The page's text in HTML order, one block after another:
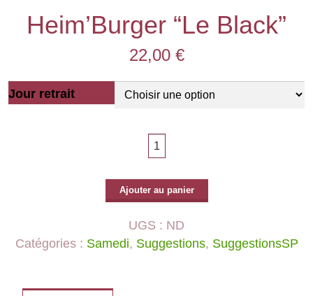
Heim’Burger “Le Black”
22,00 €
Jour retrait
Ajouter au panier
UGS : ND
Catégories : Samedi, Suggestions, SuggestionsSP